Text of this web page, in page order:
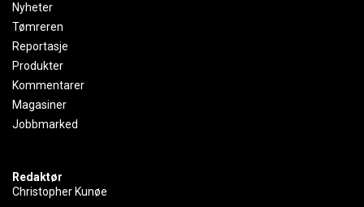
Nyheter
Tømreren
Reportasje
Produkter
Kommentarer
Magasiner
Jobbmarked
Redaktør
Christopher Kunøe